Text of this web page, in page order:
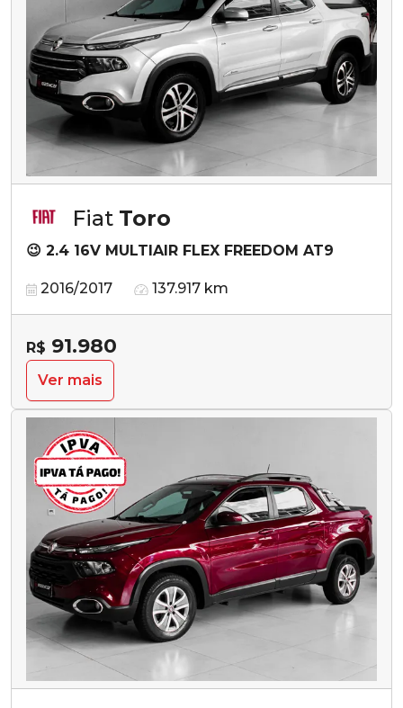
Fiat Toro
😉 2.4 16V MULTIAIR FLEX FREEDOM AT9
2016/2017 137.917 km
R$ 91.980
Ver mais